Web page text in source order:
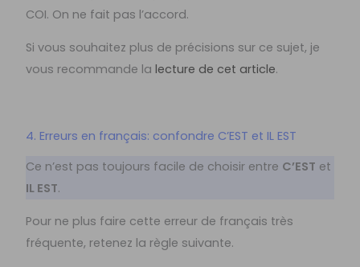
COI. On ne fait pas l’accord.
Si vous souhaitez plus de précisions sur ce sujet, je
vous recommande lalecture de cet article.
4. Erreurs en français: confondre C’EST et IL EST
Ce n’est pas toujours facile de choisir entre C’EST et
IL EST.
Pour ne plus faire cette erreur de français très
fréquente, retenez la règle suivante.